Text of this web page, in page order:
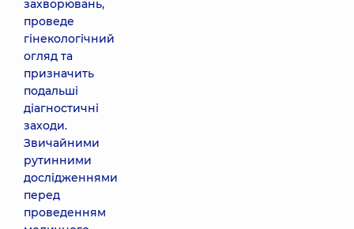
захворювань,
проведе
гінекологічний
огляд та
призначить
подальші
діагностичні
заходи.
Звичайними
рутинними
дослідженнями
перед
проведенням